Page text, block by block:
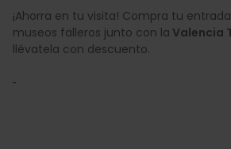
¡Ahorra en tu visita! Compra tu
museos falleros junto con la Valencia
llévatela con descuento.